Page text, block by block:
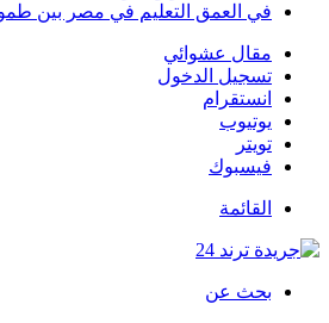
في العمق التعليم في مصر بين
مقال عشوائي
تسجيل الدخول
انستقرام
يوتيوب
تويتر
فيسبوك
القائمة
بحث عن